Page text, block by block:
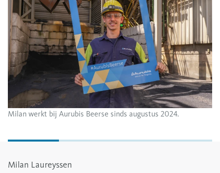
Milan werkt bij Aurubis Beerse sinds augustus 2024.
Milan Laureyssen